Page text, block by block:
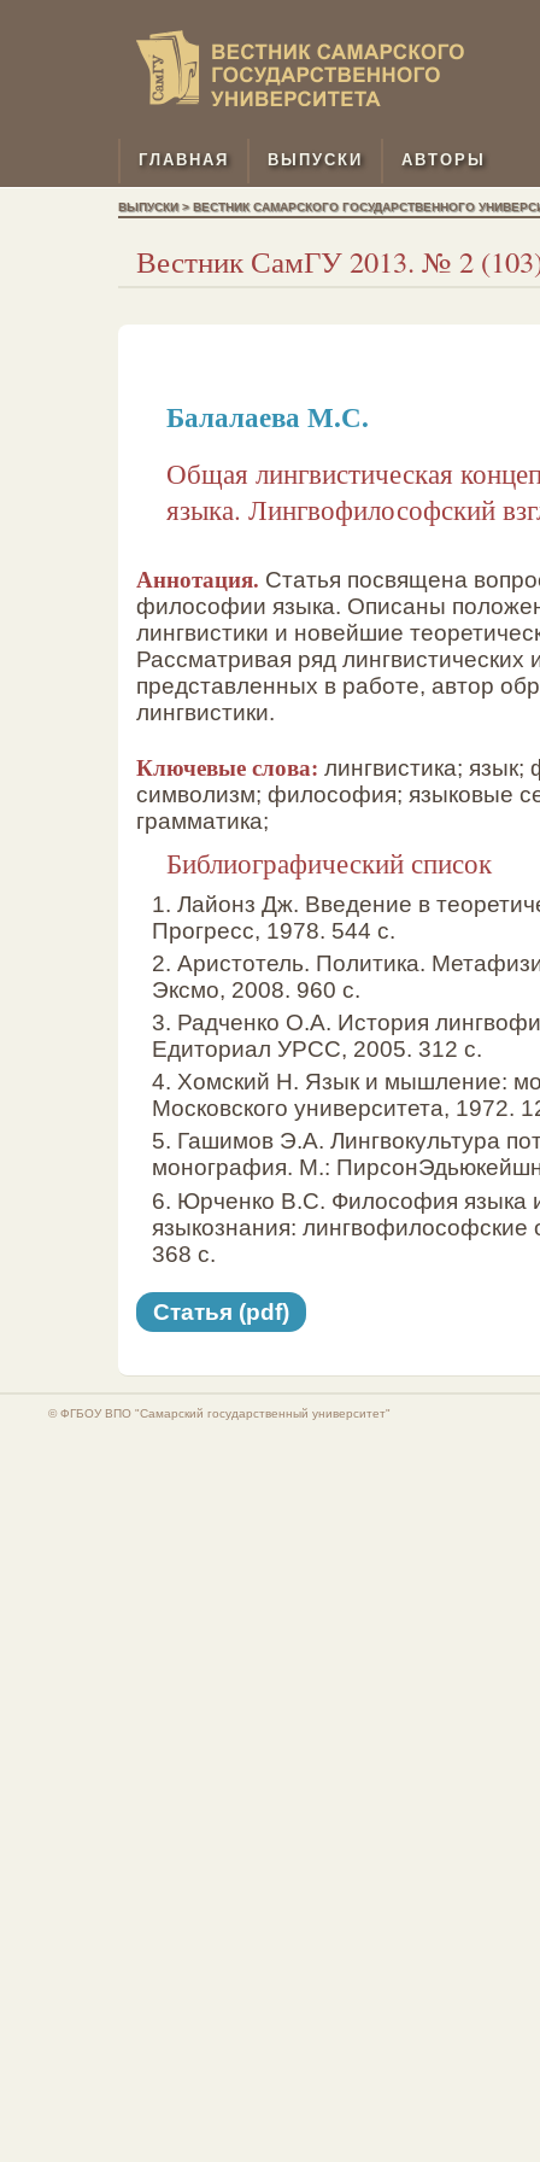
ГЛАВНАЯ ВЫПУСКИ АВТОРЫ
ВЫПУСКИ > ВЕСТНИК САМАРСКОГО ГОСУДАРСТВЕННОГО
Вестник СамГУ 2013. № 2
Балалаева М.С.
Общая лингвистическая
языка. Лингвофилософский
Аннотация. Статья посвящена
философии языка. Описаны
лингвистики и новейшие
Рассматривая ряд лингвистических
представленных в работе, автор
лингвистики.
Ключевые слова: лингвистика;
символизм; философия; языковые
грамматика;
Библиографический список
1. Лайонз Дж. Введение в
Прогресс, 1978. 544 с.
2. Аристотель. Политика.
Эксмо, 2008. 960 с.
3. Радченко О.А. История
Едиториал УРСС, 2005. 312 с.
4. Хомский Н. Язык и мышление:
Московского университета, 1972.
5. Гашимов Э.А. Лингвокультура
монография. М.:
6. Юрченко В.С. Философия языка
языкознания: лингвофилософские
368 с.
Статья (pdf)
© ФГБОУ ВПО "Самарский государственный университет"